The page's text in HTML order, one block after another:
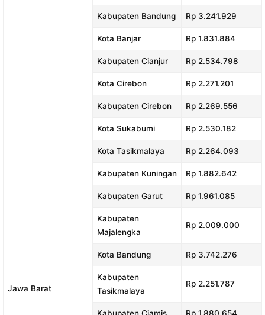
Jawa Barat
Kabupaten Bandung Rp 3.241.929
Kota Banjar Rp 1.831.884
Kabupaten Cianjur Rp 2.534.798
Kota Cirebon Rp 2.271.201
Kabupaten Cirebon Rp 2.269.556
Kota Sukabumi Rp 2.530.182
Kota Tasikmalaya Rp 2.264.093
Kabupaten Kuningan Rp 1.882.642
Kabupaten Garut Rp 1.961.085
Kabupaten
Majalengka
Rp 2.009.000
Kota Bandung Rp 3.742.276
Kabupaten
Tasikmalaya
Rp 2.251.787
Kabupaten Ciamis Rp 1.880.654